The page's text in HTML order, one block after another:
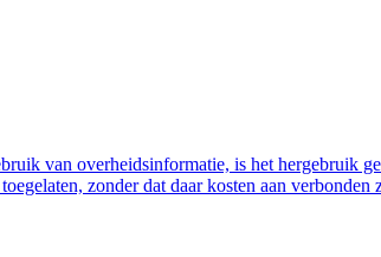
van overheidsinformatie, is het hergebruik
zonder dat daar kosten aan